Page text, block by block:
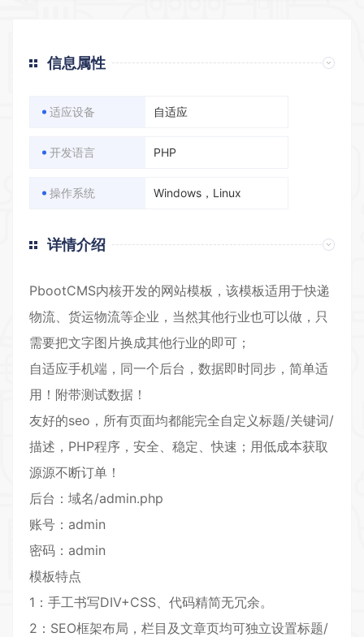
信息属性
适应设备 自适应
开发语言 PHP
操作系统 Windows，Linux
详情介绍
PbootCMS内核开发的网站模板，该模板适用于快递
物流、 货运物流等企业，当然其他行业也可以做，只
需要把文字图片换成其他行业的即可；
自适应手机端，同一个后台，数据即时同步，简单适
用！附带测试数据！
友好的seo，所有页面均都能完全自定义标题/关键词/
描述，PHP程序，安全、稳定、快速；用低成本获取
源源不断订单！
后台：域名/admin.php
账号：admin
密码：admin
模板特点
1：手工书写DIV+CSS、代码精简无冗余。
2：SEO框架布局，栏目及文章页均可独立设置标题/